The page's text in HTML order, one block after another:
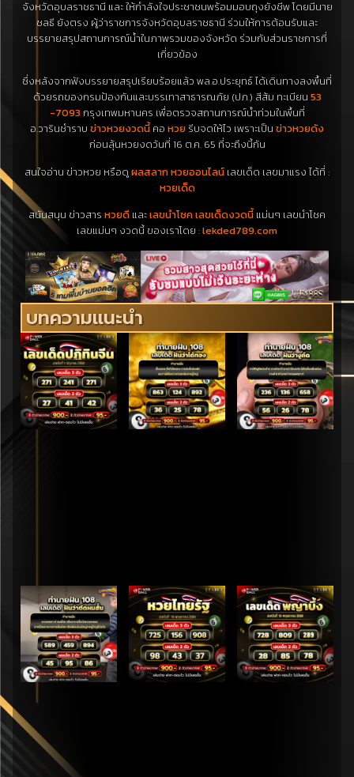
จังหวัดอุบลราชธานี และ ให้กำลังใจประชาชนพร้อมมอบถุงยังชีพ โดยมีนาย
ชลธี ยังตรง ผู้ว่าราชการจังหวัดอุบลราชธานี ร่วมให้การต้อนรับและ
บรรยายสรุปสถานการณ์น้ำในภาพรวมของจังหวัด ร่วมกับส่วนราชการที่
เกี่ยวข้อง
ซึ่งหลังจากฟังบรรยายสรุปเรียบร้อยแล้ว พล.อ.ประยุทธ์ ได้เดินทางลงพื้นที่
ด้วยรถของกรมป้องกันและบรรเทาสาธารณภัย (ปภ.) สีส้ม ทะเบียน 53
-7093 กรุงเทพมหานคร เพื่อตรวจสถานการณ์น้ำท่วมในพื้นที่
อ.วารินชำราบ ข่าวหวยงวดนี้ คอ หวย รีบจดให้ไว เพราะเป็น ข่าวหวยดัง
ก่อนลุ้นหวยงดวันที่ 16 ต.ค. 65 ที่จะถึงนี้กัน
สนใจอ่าน ข่าวหวย หรือดูผลสลากหวยออนไลน์ เลขเด็ด เลขมาแรง ได้ที่ :
หวยเด็ด
สนันสนุน ข่าวสาร หวยดี และเลขนำโชคเลขเด็ดงวดนี้ แม่นๆ เลขนำโชค
เลขแม่นๆ งวดนี้ ของเราโดย :lekded789.com
บทความแนะนำ